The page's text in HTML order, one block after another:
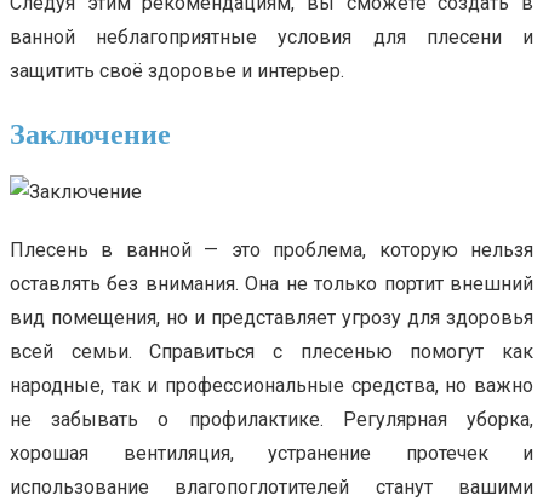
ванной неблагоприятные условия для плесени и
защитить своё здоровье и интерьер.
Заключение
Плесень в ванной — это проблема, которую нельзя
оставлять без внимания. Она не только портит внешний
вид помещения, но и представляет угрозу для здоровья
всей семьи. Справиться с плесенью помогут как
народные, так и профессиональные средства, но важно
не забывать о профилактике. Регулярная уборка,
хорошая вентиляция, устранение протечек и
использование влагопоглотителей станут вашими